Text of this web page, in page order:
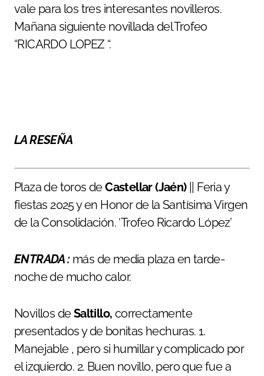
vale para los tres interesantes novilleros.
Mañana siguiente novillada del Trofeo
“RICARDO LOPEZ “.
LA RESEÑA
Plaza de toros deCastellar (Jaén)|| Feria y
fiestas 2025 y en Honor de la Santísima Virgen
de la Consolidación. ‘Trofeo Ricardo López’
ENTRADA : más de media plaza en tarde-
noche de mucho calor.
Novillos deSaltillo, correctamente
presentados y de bonitas hechuras. 1.
Manejable , pero si humillar y complicado por
el izquierdo. 2. Buen novillo, pero que fue a